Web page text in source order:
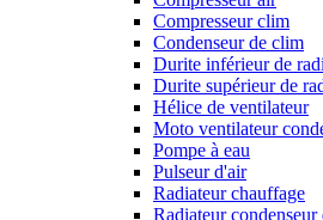
Compresseur clim
Condenseur de clim
Durite inférieur de
Durite supérieur de
Hélice de ventilateur
Moto ventilateur
Pompe à eau
Pulseur d'air
Radiateur chauffage
Radiateur